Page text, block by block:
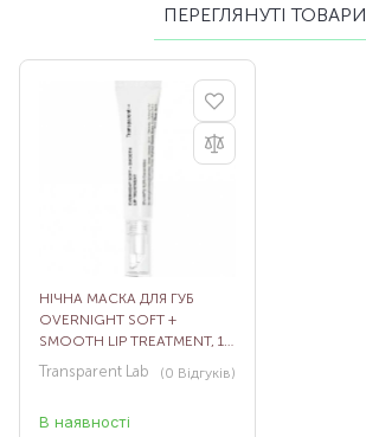
ПЕРЕГЛЯНУТІ ТОВАРИ
НІЧНА МАСКА ДЛЯ ГУБ
OVERNIGHT SOFT +
SMOOTH LIP TREATMENT, 15
МЛ
Transparent Lab (0 Відгуків)
В наявності